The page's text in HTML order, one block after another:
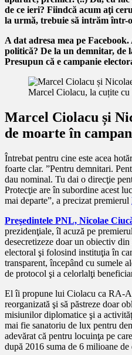
de ce ieri? Fiindcă acum aţi
la urmă, trebuie să intrăm într-
A dat adresa mea pe
politică? De la un demnitar, de
Presupun că e campanie
Marcel Ciolacu, la cuțite
Marcel Ciolacu și
de moarte în
Întrebat pentru cine este acea
foarte clar. ”Pentru demnitari.
dau nominal. Tu dai o direcţie
Protecţie are în subordine acest
mai departe”, a precizat premierul
Preşedintele PNL, Nicolae
prezidenţiale, îl acuză pe
desecretizeze doar un obiectiv
electoral şi folosind instituţia în
transparent, începând cu sumele
de protocol şi a celorlalţi
El îi propune lui Ciolacu ca RA-
reorganizată şi să păstreze doar
misiunilor diplomatice şi a
mai fie sanatoriu de lux pentru
adevărat că pentru locuinţa pe
după 2016 suma de 6 milioane